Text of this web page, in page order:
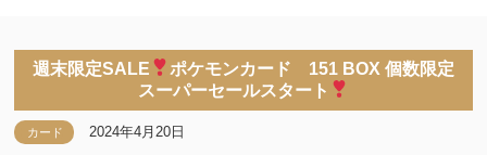
週末限定SALE
ポケモンカード 151 BOX 個数限定
スーパーセールスタート
カード 2024年4月20日